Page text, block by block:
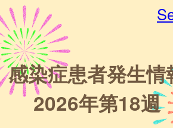
感染症患者発生情
2026年第18週